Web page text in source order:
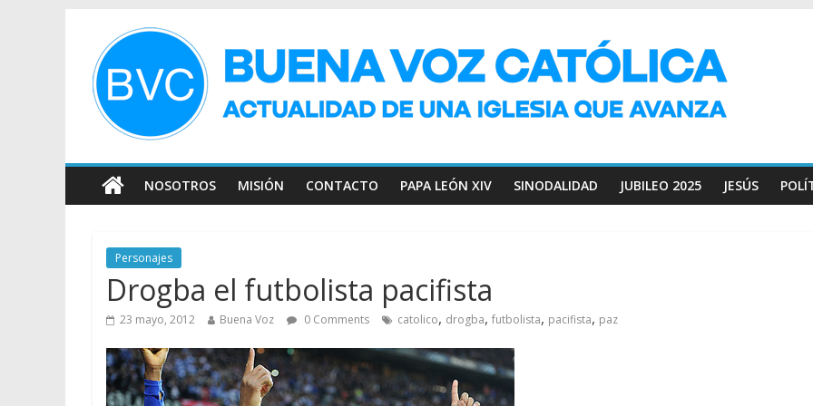
NOSOTROS MISIÓN CONTACTO PAPA LEÓN XIV SINODALIDAD JUBILEO 2025 JESÚS
Personajes
Drogba el futbolista pacifista
23 mayo, 2012 Buena Voz 0 Comments catolico, drogba, futbolista, pacifista, paz